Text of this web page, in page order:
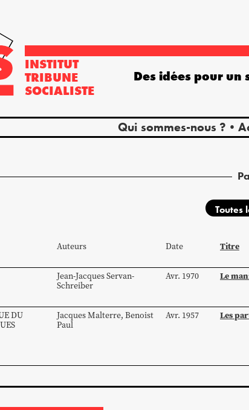
INSTITUT
TRIBUNE
SOCIALISTE
Qui sommes-nous ?
Des idées pour un
Auteurs Date Titre
Jean-JacquesServan-
Schreiber
Avr. 1970 Le
DU
JacquesMalterre, Benoist
Paul
Avr. 1957 Les